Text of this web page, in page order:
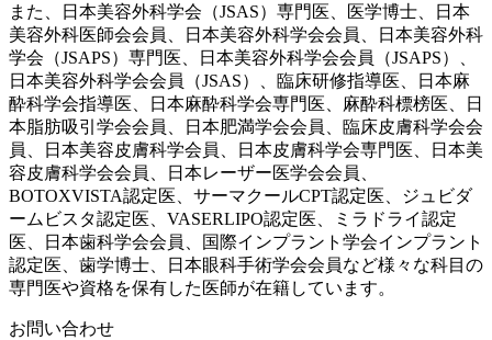
また、日本美容外科学会（JSAS）専門医、医学博士、日本
美容外科医師会会員、日本美容外科学会会員、日本美容外科
学会（JSAPS）専門医、日本美容外科学会会員（JSAPS）、
日本美容外科学会会員（JSAS）、臨床研修指導医、日本麻
酔科学会指導医、日本麻酔科学会専門医、麻酔科標榜医、日
本脂肪吸引学会会員、日本肥満学会会員、臨床皮膚科学会会
員、日本美容皮膚科学会員、日本皮膚科学会専門医、日本美
容皮膚科学会会員、日本レーザー医学会会員、
BOTOXVISTA認定医、サーマクールCPT認定医、ジュビダ
ームビスタ認定医、VASERLIPO認定医、ミラドライ認定
医、日本歯科学会会員、国際インプラント学会インプラント
認定医、歯学博士、日本眼科手術学会会員など様々な科目の
専門医や資格を保有した医師が在籍しています。
お問い合わせ